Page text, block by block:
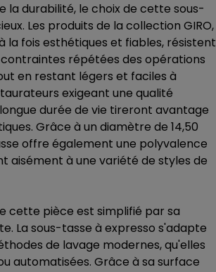
la durabilité, le choix de cette sous-
Les produits de la collection GIRO,
la fois esthétiques et fiables, résistent
répétées des opérations
en restant légers et faciles à
exigeant une qualité
durée de vie tireront avantage
Grâce à un diamètre de 14,50
offre également une polyvalence
aisément à une variété de styles de
cette pièce est simplifié par sa
La sous-tasse à expresso s'adapte
de lavage modernes, qu'elles
automatisées. Grâce à sa surface